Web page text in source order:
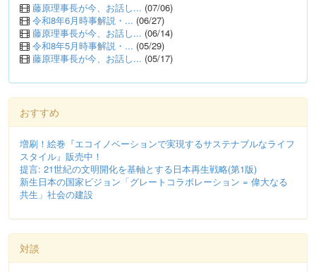
藤原理事長が今、お話し... (07/06)
令和8年6月時事解説・... (06/27)
藤原理事長が今、お話し... (06/14)
令和8年5月時事解説・... (05/29)
藤原理事長が今、お話し... (05/17)
おすすめ
増刷！絵巻『エコイノベーションで実現するサステナブルなライフ
スタイル』販売中！
提言: 21世紀の文明開化を基軸とする日本再生戦略(第1版)
新生日本の国家ビジョン「グレートコラボレーション = 偉大なる
共生」社会の建設
対談